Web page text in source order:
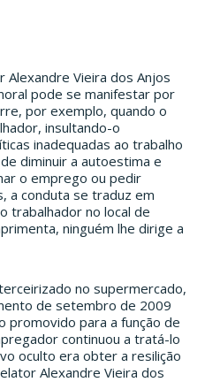
Alexandre Vieira dos Anjos
pode se manifestar por
por exemplo, quando o
insultando-o
inadequadas ao trabalho
diminuir a autoestima e
o emprego ou pedir
a conduta se traduz em
trabalhador no local de
ninguém lhe dirige a
no supermercado,
de setembro de 2009
promovido para a função de
continuou a tratá-lo
oculto era obter a resilição
Alexandre Vieira dos